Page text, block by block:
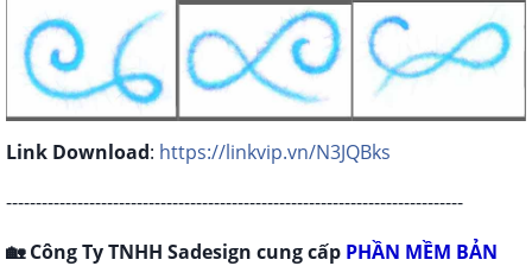
Link Download: https://linkvip.vn/N3JQBks
-----------------------------------------------------------------------------
🏡 Công Ty TNHH Sadesign cung cấp PHẦN MỀM BẢN